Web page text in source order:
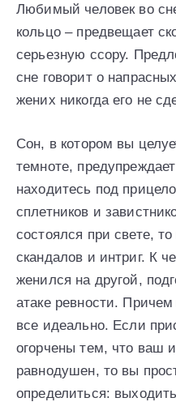
Любимый человек во
кольцо – предвещает
серьезную ссору.
сне говорит о
жених никогда его не
Сон, в котором вы
темноте,
находитесь под
сплетников и
состоялся при свете,
скандалов и интриг. К
женился на другой,
атаке ревности.
все идеально. Если
огорчены тем, что ваш
равнодушен, то вы
определиться: